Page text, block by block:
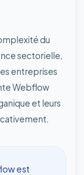
du
sectorielle,
entreprises
Webflow
et leurs
est